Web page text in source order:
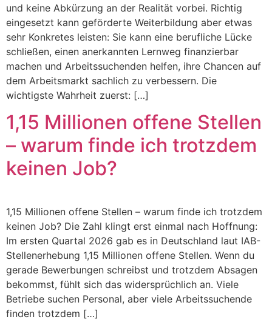
und keine Abkürzung an der Realität vorbei. Richtig
eingesetzt kann geförderte Weiterbildung aber etwas
sehr Konkretes leisten: Sie kann eine berufliche Lücke
schließen, einen anerkannten Lernweg finanzierbar
machen und Arbeitssuchenden helfen, ihre Chancen auf
dem Arbeitsmarkt sachlich zu verbessern. Die
wichtigste Wahrheit zuerst: […]
1,15 Millionen offene Stellen
– warum finde ich trotzdem
keinen Job?
1,15 Millionen offene Stellen – warum finde ich trotzdem
keinen Job? Die Zahl klingt erst einmal nach Hoffnung:
Im ersten Quartal 2026 gab es in Deutschland laut IAB-
Stellenerhebung 1,15 Millionen offene Stellen. Wenn du
gerade Bewerbungen schreibst und trotzdem Absagen
bekommst, fühlt sich das widersprüchlich an. Viele
Betriebe suchen Personal, aber viele Arbeitssuchende
finden trotzdem […]